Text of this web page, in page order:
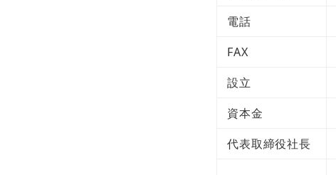
電話
FAX
設立
資本金
代表取締役社長